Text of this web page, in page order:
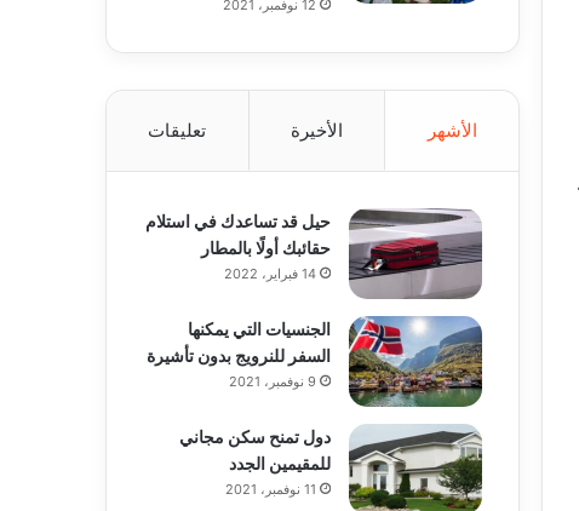
12 نوفمبر، 2021
الأشهر الأخيرة تعليقات
حيل قد تساعدك في استلام
حقائبك أولًا بالمطار
14 فبراير، 2022
الجنسيات التي يمكنها
السفر للنرويج بدون تأشيرة
9 نوفمبر، 2021
دول تمنح سكن مجاني
للمقيمين الجدد
11 نوفمبر، 2021